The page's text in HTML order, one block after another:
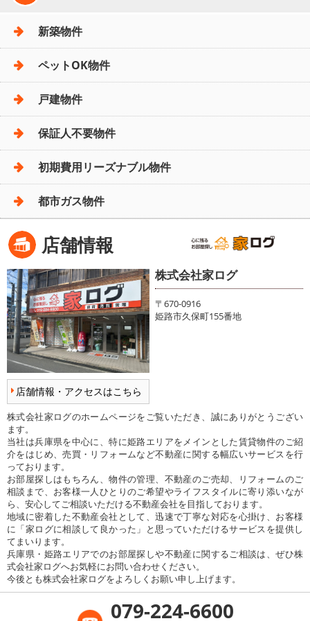
新築物件
ペットOK物件
戸建物件
保証人不要物件
初期費用リーズナブル物件
都市ガス物件
店舗情報
店舗情報・アクセスはこちら
株式会社家ログ
〒670-0916
姫路市久保町155番地
株式会社家ログのホームページをご覧いただき、誠にありがとうござい
ます。
当社は兵庫県を中心に、特に姫路エリアをメインとした賃貸物件のご紹
介をはじめ、売買・リフォームなど不動産に関する幅広いサービスを行
っております。
お部屋探しはもちろん、物件の管理、不動産のご売却、リフォームのご
相談まで、お客様一人ひとりのご希望やライフスタイルに寄り添いなが
ら、安心してご相談いただける不動産会社を目指しております。
地域に密着した不動産会社として、迅速で丁寧な対応を心掛け、お客様
に「家ログに相談して良かった」と思っていただけるサービスを提供し
てまいります。
兵庫県・姫路エリアでのお部屋探しや不動産に関するご相談は、ぜひ株
式会社家ログへお気軽にお問い合わせください。
今後とも株式会社家ログをよろしくお願い申し上げます。
079-224-6600